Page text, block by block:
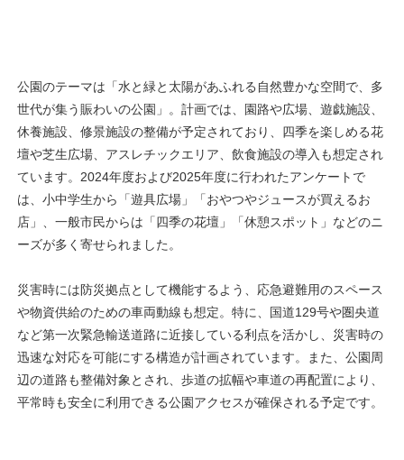
公園のテーマは「水と緑と太陽があふれる自然豊かな空間で、多
世代が集う賑わいの公園」。計画では、園路や広場、遊戯施設、
休養施設、修景施設の整備が予定されており、四季を楽しめる花
壇や芝生広場、アスレチックエリア、飲食施設の導入も想定され
ています。2024年度および2025年度に行われたアンケートで
は、小中学生から「遊具広場」「おやつやジュースが買えるお
店」、一般市民からは「四季の花壇」「休憩スポット」などのニ
ーズが多く寄せられました。
災害時には防災拠点として機能するよう、応急避難用のスペース
や物資供給のための車両動線も想定。特に、国道129号や圏央道
など第一次緊急輸送道路に近接している利点を活かし、災害時の
迅速な対応を可能にする構造が計画されています。また、公園周
辺の道路も整備対象とされ、歩道の拡幅や車道の再配置により、
平常時も安全に利用できる公園アクセスが確保される予定です。